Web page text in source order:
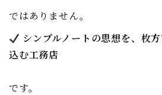
ではありません。
シンプルノートの思想を、枚
込む工務店
です。